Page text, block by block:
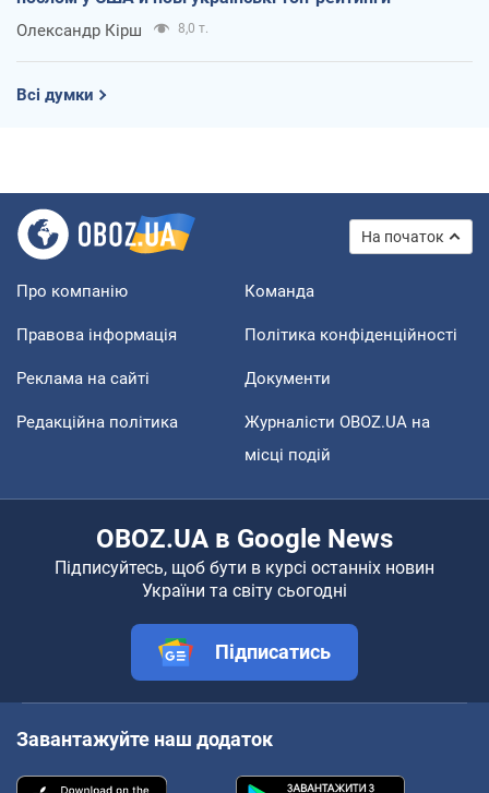
Олександр Кірш 8,0 т.
Всі думки
На початок
Про компанію Команда
Правова інформація Політика конфіденційності
Реклама на сайті Документи
Редакційна політика
Журналісти OBOZ.UA на
місці подій
OBOZ.UA в Google News
Підписуйтесь, щоб бути в курсі останніх новин
України та світу сьогодні
Підписатись
Завантажуйте наш додаток